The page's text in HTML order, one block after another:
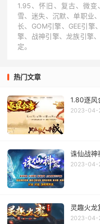
1.95、怀旧、复古、微
雪、迷失、沉默、单职业
长、GOM引擎、GEE引擎
擎、战神引擎、龙族引擎
定。
热门文章
1.80逐风
2023-04-
诛仙战神
2023-04-
灵趣火龙
2023-04-